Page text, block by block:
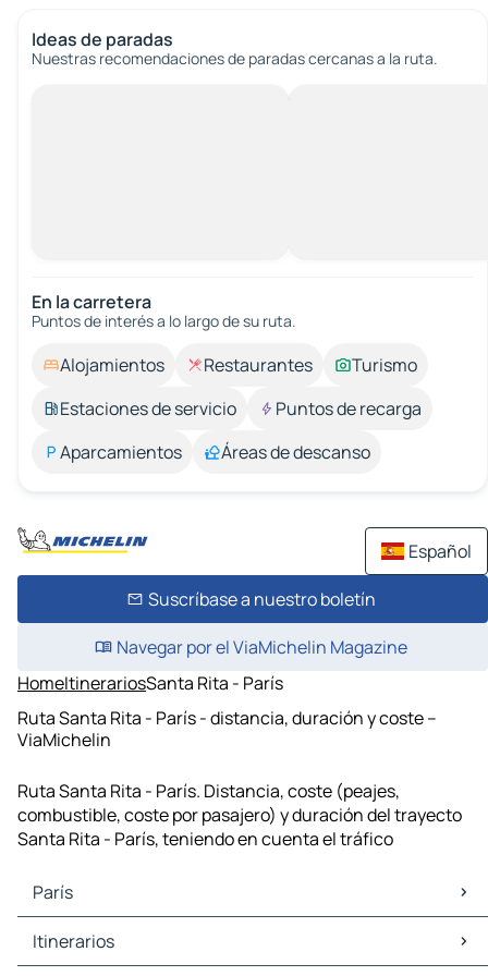
Ideas de paradas
Nuestras recomendaciones de paradas cercanas a la ruta.
En la carretera
Puntos de interés a lo largo de su ruta.
Alojamientos Restaurantes
Turismo
Estaciones de servicio
Puntos de recarga
Aparcamientos
Áreas de descanso
Español
Suscríbase a nuestro boletín
Navegar por el ViaMichelin Magazine
HomeItinerariosSanta Rita - París
Ruta Santa Rita - París - distancia, duración y coste –
ViaMichelin
Ruta Santa Rita - París. Distancia, coste (peajes,
combustible, coste por pasajero) y duración del trayecto
Santa Rita - París, teniendo en cuenta el tráfico
París
París Mapas Planos
París Trafico
Itinerarios